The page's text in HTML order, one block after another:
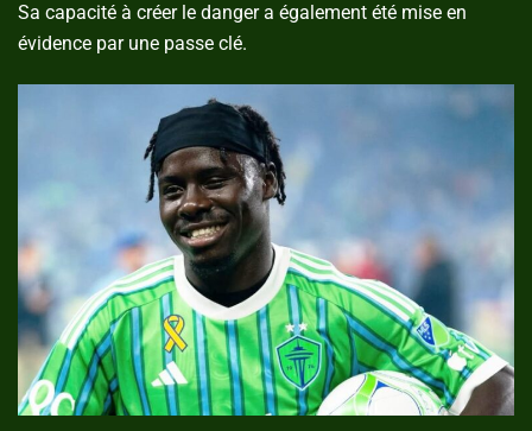
Sa capacité à créer le danger a également été mise en
évidence par une passe clé.